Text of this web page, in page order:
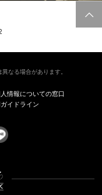
なる場合があります。
情報についての窓口
イドライン